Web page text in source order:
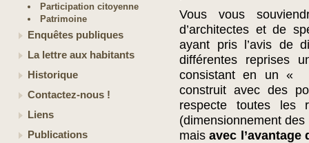
Participation citoyenne
Patrimoine
Enquêtes publiques
La lettre aux habitants
Historique
Contactez-nous !
Liens
Publications
Vous vous
d’architectes et de
ayant pris l’avis de
différentes reprises
consistant en un «
construit avec des
respecte toutes les
(dimensionnement
maisavec l’avantage